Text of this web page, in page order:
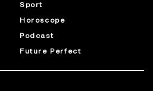
Sport
Horoscope
Podcast
Future Perfect